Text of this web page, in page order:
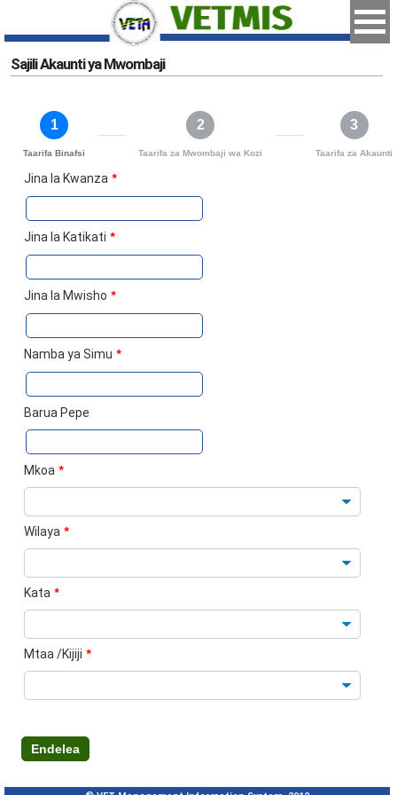
Sajili Akaunti ya Mwombaji
1
Taarifa Binafsi
2
Taarifa za Mwombaji wa Kozi
3
Taarifa za Akaunti
Jina la Kwanza *
Jina la Katikati *
Jina la Mwisho *
Namba ya Simu *
Barua Pepe
Mkoa *
Wilaya *
Kata *
Mtaa /Kijiji *